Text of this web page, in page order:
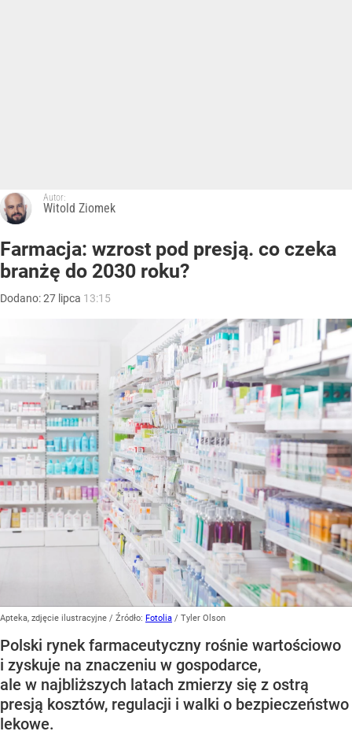
Autor:
Witold Ziomek
Farmacja: wzrost pod presją. co czeka
branżę do 2030 roku?
Dodano:27 lipca 13:15
Apteka, zdjęcie ilustracyjne / Źródło: Fotolia / Tyler Olson
Polski rynek farmaceutyczny rośnie wartościowo
i zyskuje na znaczeniu w gospodarce,
ale w najbliższych latach zmierzy się z ostrą
presją kosztów, regulacji i walki o bezpieczeństwo
lekowe.